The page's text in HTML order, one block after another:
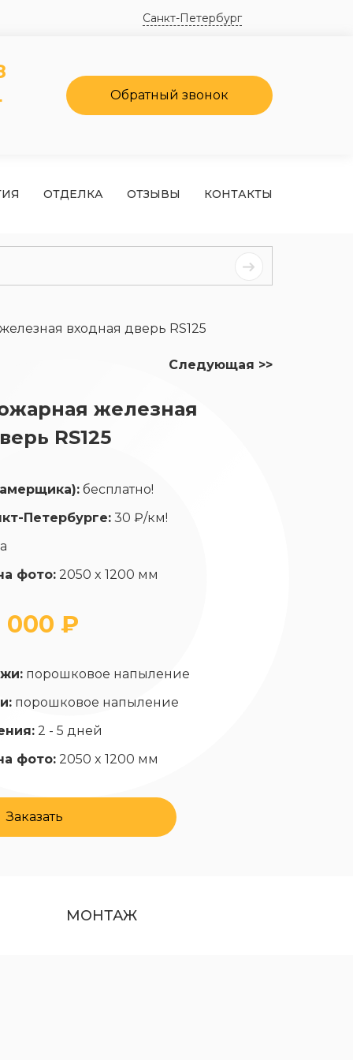
Санкт-Петербург
Обратный звонок
ОТДЕЛКА ОТЗЫВЫ КОНТАКТЫ
входная дверь RS125
Следующая >>
железная
RS125
бесплатно!
Петербурге: 30 ₽/км!
фото: 2050 x 1200 мм
000 ₽
порошковое напыление
порошковое напыление
2 - 5 дней
фото: 2050 x 1200 мм
Заказать
МОНТАЖ